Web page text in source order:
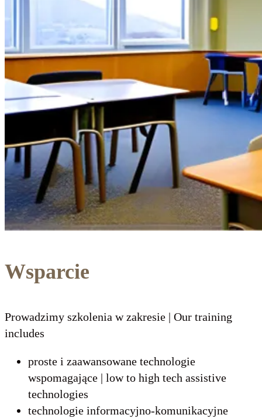
Wsparcie
Prowadzimy szkolenia w zakresie | Our training
includes
proste i zaawansowane technologie
wspomagające | low to high tech assistive
technologies
technologie informacyjno-komunikacyjne